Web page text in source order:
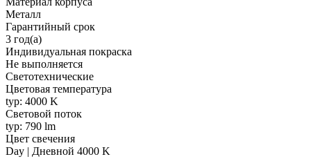
Металл
Гарантийный срок
3 год(а)
Индивидуальная покраска
Не выполняется
Светотехнические
Цветовая температура
typ: 4000 K
Световой поток
typ: 790 lm
Цвет свечения
Day | Дневной 4000 K